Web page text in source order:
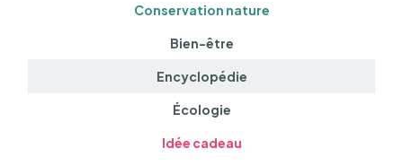
Conservation nature
Bien-être
Encyclopédie
Écologie
Idée cadeau